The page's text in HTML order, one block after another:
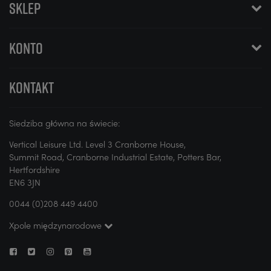
SKLEP
KONTO
KONTAKT
Siedziba główna na świecie:
Vertical Leisure Ltd. Level 3 Cranborne House,
Summit Road, Cranborne Industrial Estate, Potters Bar,
Hertfordshire
EN6 3JN
0044 (0)208 449 4400
Xpole międzynarodowe